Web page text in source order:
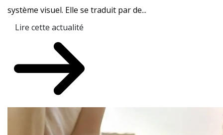
système visuel. Elle se traduit par de...
Lire cette actualité